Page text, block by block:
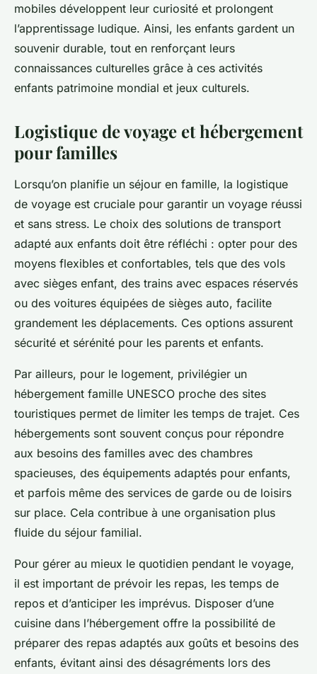
mobiles développent leur curiosité et prolongent
l’apprentissage ludique. Ainsi, les enfants gardent un
souvenir durable, tout en renforçant leurs
connaissances culturelles grâce à ces activités
enfants patrimoine mondial et jeux culturels.
Logistique de voyage et hébergement
pour familles
Lorsqu’on planifie un séjour en famille, la logistique
de voyage est cruciale pour garantir un voyage réussi
et sans stress. Le choix des solutions de transport
adapté aux enfants doit être réfléchi : opter pour des
moyens flexibles et confortables, tels que des vols
avec sièges enfant, des trains avec espaces réservés
ou des voitures équipées de sièges auto, facilite
grandement les déplacements. Ces options assurent
sécurité et sérénité pour les parents et enfants.
Par ailleurs, pour le logement, privilégier un
hébergement famille UNESCO proche des sites
touristiques permet de limiter les temps de trajet. Ces
hébergements sont souvent conçus pour répondre
aux besoins des familles avec des chambres
spacieuses, des équipements adaptés pour enfants,
et parfois même des services de garde ou de loisirs
sur place. Cela contribue à une organisation plus
fluide du séjour familial.
Pour gérer au mieux le quotidien pendant le voyage,
il est important de prévoir les repas, les temps de
repos et d’anticiper les imprévus. Disposer d’une
cuisine dans l’hébergement offre la possibilité de
préparer des repas adaptés aux goûts et besoins des
enfants, évitant ainsi des désagréments lors des